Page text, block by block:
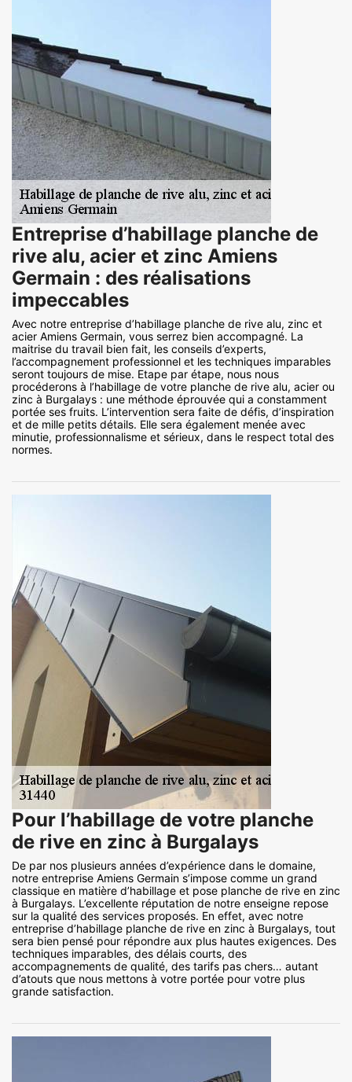
Entreprise d’habillage planche de
rive alu, acier et zinc Amiens
Germain : des réalisations
impeccables
Avec notre entreprise d’habillage planche de rive alu, zinc et
acier Amiens Germain, vous serrez bien accompagné. La
maitrise du travail bien fait, les conseils d’experts,
l’accompagnement professionnel et les techniques imparables
seront toujours de mise. Etape par étape, nous nous
procéderons à l’habillage de votre planche de rive alu, acier ou
zinc à Burgalays : une méthode éprouvée qui a constamment
portée ses fruits. L’intervention sera faite de défis, d’inspiration
et de mille petits détails. Elle sera également menée avec
minutie, professionnalisme et sérieux, dans le respect total des
normes.
Pour l’habillage de votre planche
de rive en zinc à Burgalays
De par nos plusieurs années d’expérience dans le domaine,
notre entreprise Amiens Germain s’impose comme un grand
classique en matière d’habillage et pose planche de rive en zinc
à Burgalays. L’excellente réputation de notre enseigne repose
sur la qualité des services proposés. En effet, avec notre
entreprise d’habillage planche de rive en zinc à Burgalays, tout
sera bien pensé pour répondre aux plus hautes exigences. Des
techniques imparables, des délais courts, des
accompagnements de qualité, des tarifs pas chers… autant
d’atouts que nous mettons à votre portée pour votre plus
grande satisfaction.